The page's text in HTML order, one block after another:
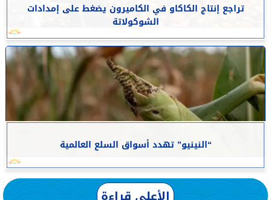
تراجع إنتاج الكاكاو في الكاميرون يضغط على إمدادات
الشوكولاتة
“النينيو” تهدد أسواق السلع العالمية